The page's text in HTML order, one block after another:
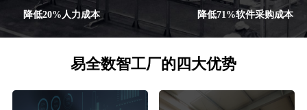
降低20%人力成本 降低71%软件采购成本
易全数智工厂的四大优势